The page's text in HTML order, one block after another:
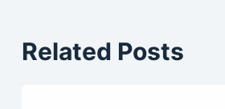
Related Posts